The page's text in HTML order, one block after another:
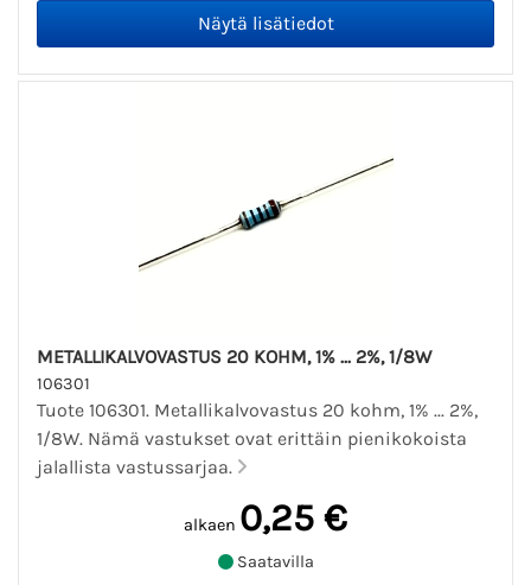
METALLIKALVOVASTUS 20 KOHM, 1% ... 2%, 1/8W
106301
Tuote 106301. Metallikalvovastus 20 kohm, 1% ... 2%,
1/8W. Nämä vastukset ovat erittäin pienikokoista
jalallista vastussarjaa.
alkaen 0,25 €
Saatavilla